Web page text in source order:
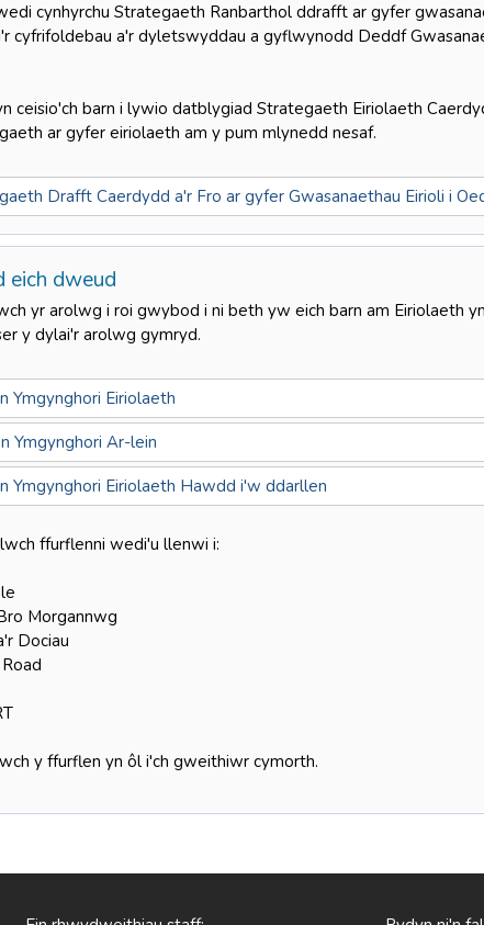
cynhyrchu Strategaeth Ranbarthol ddrafft ar gyfer
cyfrifoldebau a'r dyletswyddau a gyflwynodd Deddf
ceisio'ch barn i lywio datblygiad Strategaeth Eiriolaeth
ar gyfer eiriolaeth am y pum mlynedd nesaf.
Drafft Caerdydd a'r Fro ar gyfer Gwasanaethau Eirioli i
eich dweud
yr arolwg i roi gwybod i ni beth yw eich barn am Eiriolaeth
y dylai'r arolwg gymryd.
Ymgynghori Eiriolaeth
Ymgynghori Ar-lein
Ymgynghori Eiriolaeth Hawdd i'w ddarllen
ffurflenni wedi'u llenwi i:
Morgannwg
Dociau
y ffurflen yn ôl i'ch gweithiwr cymorth.